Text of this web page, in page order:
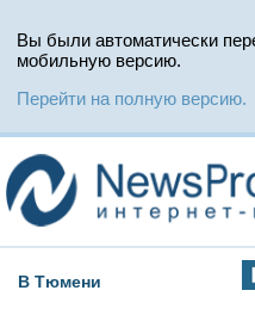
Вы были автоматически
мобильную версию.
Перейти на полную версию.
В Тюмени